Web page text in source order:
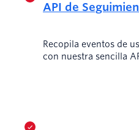
API de
Recopila eventos de
con nuestra sencilla